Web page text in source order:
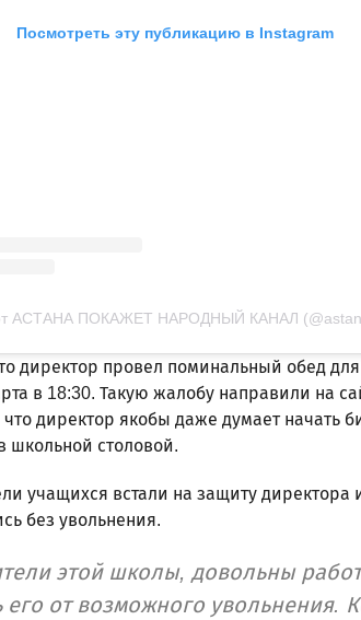
Посмотреть эту публикацию в Instagram
АСТАНА ПОКАЖЕТ НАРОДНЫЙ КАНАЛ
директор провел поминальный обед
в 18:30. Такую жалобу направили на
что директор якобы даже думает начать
школьной столовой.
учащихся встали на защиту директора
без увольнения.
этой школы, довольны
его от возможного увольнения.